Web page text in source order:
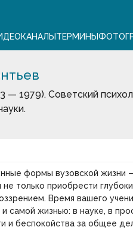
КАНАЛЫТЕРМИНЫ
— 1979). Советский
формы вузовской жизни
только приобрести
Время вашего
самой жизнью: в науке, в
и беспокойства за общее